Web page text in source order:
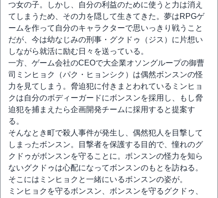
つ女の子。しかし、自分の利益のために使うと力は消え
てしまうため、その力を隠して生きてきた。夢はRPGゲ
ームを作って自分のキャラクターで思いっきり戦うこと
だが、今は幼なじみの刑事・グクドゥ（ジス）に片想い
しながら就活に励む日々を送っている。
一方、ゲーム会社のCEOで大企業オソングループの御曹
司ミンヒョク（パク・ヒョンシク）は偶然ボンスンの怪
力を見てしまう。脅迫犯に付きまとわれているミンヒョ
クは自分のボディーガードにボンスンを採用し、もし脅
迫犯を捕まえたら企画開発チームに採用すると提案す
る。
そんなとき町で殺人事件が発生し、偶然犯人を目撃して
しまったボンスン。目撃者を保護する目的で、憧れのグ
クドゥがボンスンを守ることに。ボンスンの怪力を知ら
ないグクドゥは心配になってボンスンのもとを訪ねる。
そこにはミンヒョクと一緒にいるボンスンの姿が。
ミンヒョクを守るボンスン、ボンスンを守るグクドゥ、